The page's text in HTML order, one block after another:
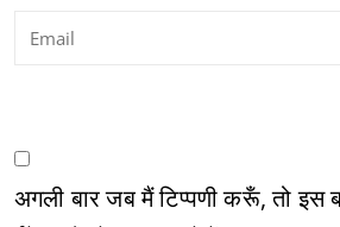
अगली बार जब मैं टिप्पणी करूँ, तो इस